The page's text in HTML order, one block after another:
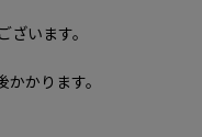
います。
かります。